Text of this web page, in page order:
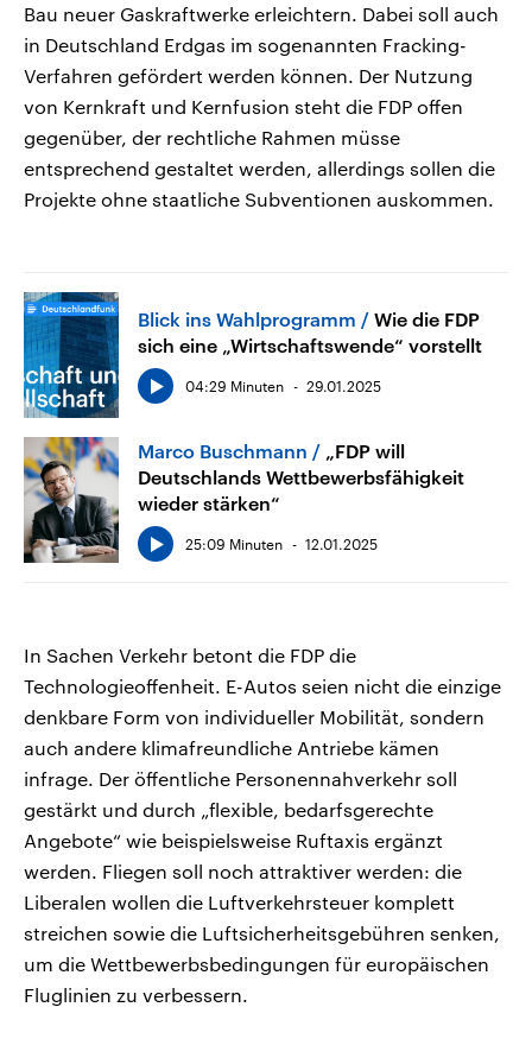
Bau neuer Gaskraftwerke erleichtern. Dabei soll auch
in Deutschland Erdgas im sogenannten Fracking-
Verfahren gefördert werden können. Der Nutzung
von Kernkraft und Kernfusion steht die FDP offen
gegenüber, der rechtliche Rahmen müsse
entsprechend gestaltet werden, allerdings sollen die
Projekte ohne staatliche Subventionen auskommen.
Blick ins Wahlprogramm
Wie die FDP
sich eine „Wirtschaftswende“ vorstellt
04:29 Minuten 29.01.2025
Marco Buschmann
„FDP will
Deutschlands Wettbewerbsfähigkeit
wieder stärken“
25:09 Minuten 12.01.2025
In Sachen Verkehr betont die FDP die
Technologieoffenheit. E-Autos seien nicht die einzige
denkbare Form von individueller Mobilität, sondern
auch andere klimafreundliche Antriebe kämen
infrage. Der öffentliche Personennahverkehr soll
gestärkt und durch „flexible, bedarfsgerechte
Angebote“ wie beispielsweise Ruftaxis ergänzt
werden. Fliegen soll noch attraktiver werden: die
Liberalen wollen die Luftverkehrsteuer komplett
streichen sowie die Luftsicherheitsgebühren senken,
um die Wettbewerbsbedingungen für europäischen
Fluglinien zu verbessern.